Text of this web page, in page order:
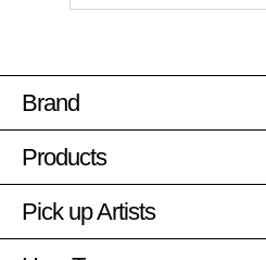
Brand
Products
Pick up Artists